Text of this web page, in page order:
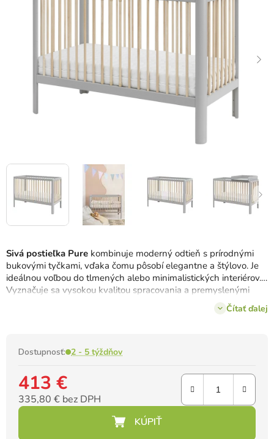
Sivá postieľka Pure kombinuje moderný odtieň s prírodnými
bukovými tyčkami, vďaka čomu pôsobí elegantne a štýlovo. Je
ideálnou voľbou do tlmených alebo minimalistických interiérov.
Vyznačuje sa vysokou kvalitou spracovania a premyslenými
detailmi, ako sú vyberateľné priečky a zaoblené hrany. Praktická
Čítať ďalej
Dostupnosť: 2 - 5 týždňov
413 €
335,80 € bez DPH